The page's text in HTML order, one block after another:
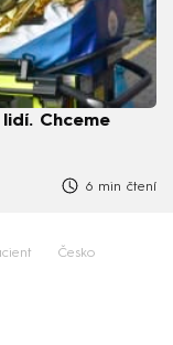
Chceme
6 min čtení
Česko